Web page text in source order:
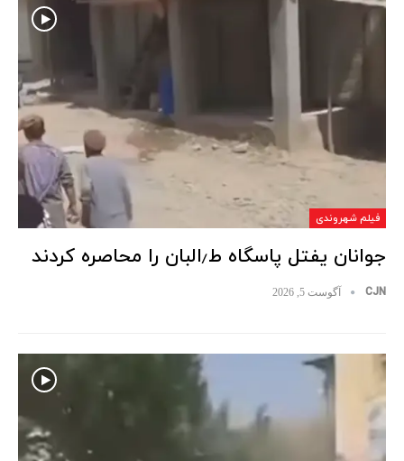
فیلم شهروندی
جوانان یفتل پاسگاه ط٫البان را محاصره کردند
CJN آگوست 5, 2026